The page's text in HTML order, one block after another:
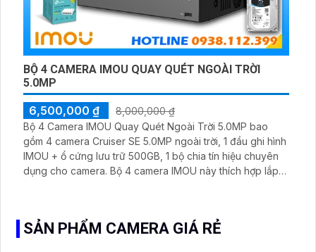
BỘ 4 CAMERA IMOU QUAY QUÉT NGOÀI TRỜI
5.0MP
6,500,000 ₫
8,000,000 ₫
Bộ 4 Camera IMOU Quay Quét Ngoài Trời 5.0MP bao
gồm 4 camera Cruiser SE 5.0MP ngoài trời, 1 đầu ghi hình
IMOU + ổ cứng lưu trữ 500GB, 1 bộ chia tín hiệu chuyên
dụng cho camera. Bộ 4 camera IMOU này thích hợp lắp
SẢN PHẨM CAMERA GIÁ RẺ